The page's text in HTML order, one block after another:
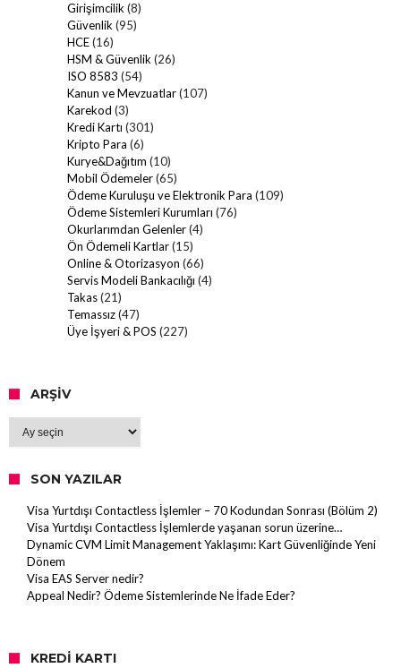
Girişimcilik(8)
Güvenlik(95)
HCE(16)
HSM & Güvenlik(26)
ISO 8583 (54)
Kanun ve Mevzuatlar(107)
Karekod (3)
Kredi Kartı (301)
Kripto Para (6)
Kurye&Dağıtım (10)
Mobil Ödemeler(65)
Ödeme Kuruluşu ve Elektronik Para (109)
Ödeme Sistemleri Kurumları (76)
Okurlarımdan Gelenler(4)
Ön Ödemeli Kartlar(15)
Online & Otorizasyon (66)
Servis Modeli Bankacılığı (4)
Takas(21)
Temassız(47)
Üye İşyeri & POS (227)
ARŞIV
Arşiv
SON YAZILAR
Visa Yurtdışı Contactless İşlemler – 70 Kodundan Sonrası (Bölüm 2)
Visa Yurtdışı Contactless İşlemlerde yaşanan sorun üzerine…
Dynamic CVM Limit Management Yaklaşımı: Kart Güvenliğinde Yeni
Dönem
Visa EAS Server nedir?
Appeal Nedir? Ödeme Sistemlerinde Ne İfade Eder?
KREDI KARTI